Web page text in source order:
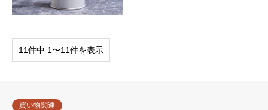
11件中 1〜11件を表示
買い物関連